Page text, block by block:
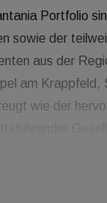
Portfolio
sowie der
aus der
am
wie der